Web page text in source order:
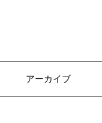
アーカイブ